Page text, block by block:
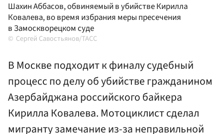
Шахин Аббасов, обвиняемый в убийстве Кирилла
Ковалева, во время избрания меры пресечения
в Замоскворецком суде
Сергей Савостьянов/ТАСС
В Москве подходит к финалу судебный
процесс по делу об убийстве гражданином
Азербайджана российского байкера
Кирилла Ковалева. Мотоциклист сделал
мигранту замечание из-за неправильной